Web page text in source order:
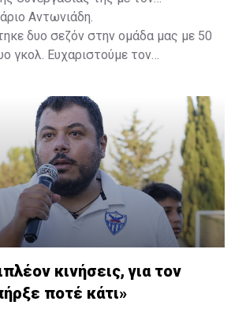
Αντωνιάδη.
δυο σεζόν στην ομάδα μας με 50
γκολ. Ευχαριστούμε τον
κινήσεις, για τον
ποτέ κάτι»